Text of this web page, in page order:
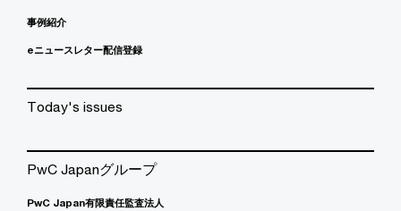
事例紹介
eニュースレター配信登録
Today's issues
PwC Japanグループ
PwC Japan有限責任監査法人